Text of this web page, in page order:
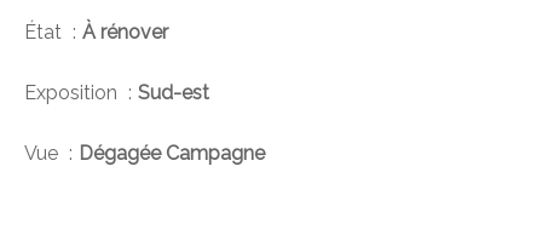
État À rénover
Exposition Sud-est
Vue Dégagée Campagne